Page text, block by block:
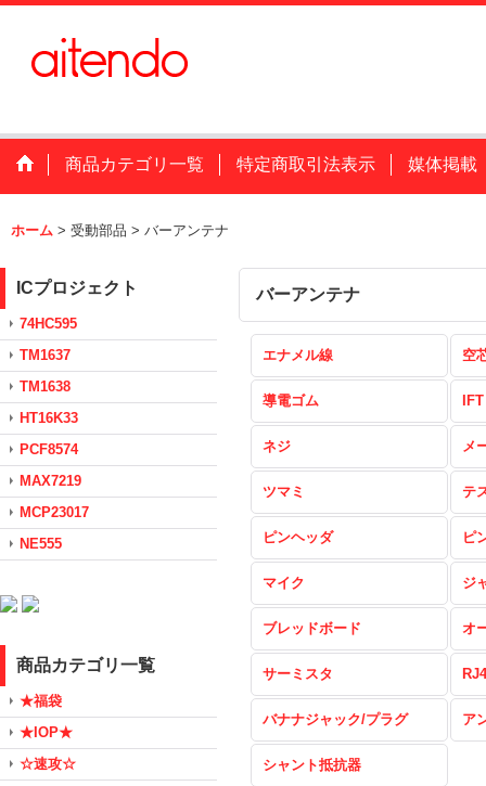
商品カテゴリ一覧 特定商取引法表示 媒体掲載
ホーム > 受動部品 > バーアンテナ
ICプロジェクト
74HC595
TM1637
TM1638
HT16K33
PCF8574
MAX7219
MCP23017
NE555
商品カテゴリ一覧
★福袋
★IOP★
☆速攻☆
バーアンテナ
エナメル線 空
導電ゴム IFT
ネジ メ
ツマミ テ
ピンヘッダ ピ
マイク ジ
ブレッドボード オ
サーミスタ
バナナジャック/プラグ ア
シャント抵抗器